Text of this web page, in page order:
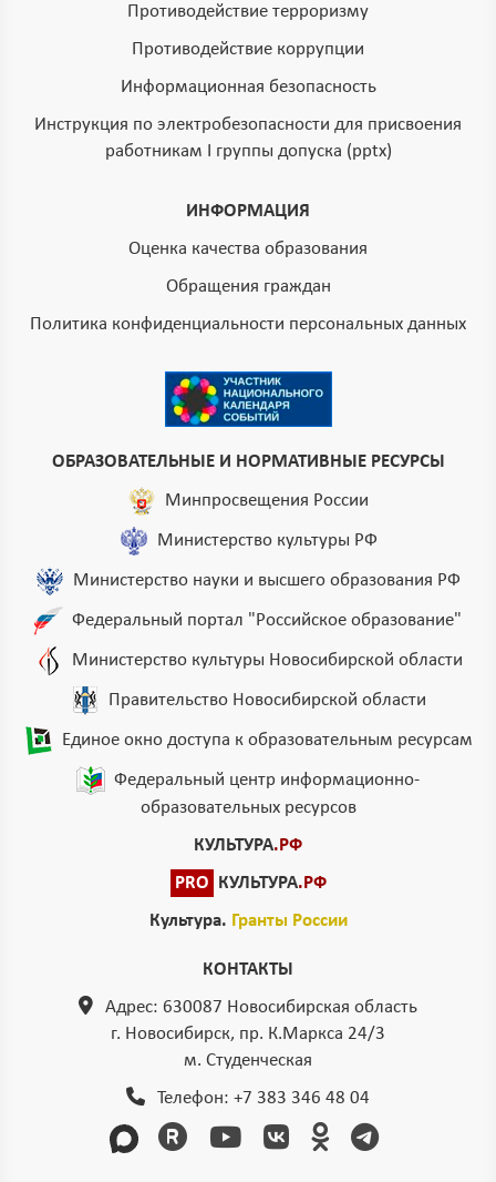
Противодействие терроризму
Противодействие коррупции
Информационная безопасность
Инструкция по электробезопасности для присвоения
работникам I группы допуска (pptx)
ИНФОРМАЦИЯ
Оценка качества образования
Обращения граждан
Политика конфиденциальности персональных данных
ОБРАЗОВАТЕЛЬНЫЕ И НОРМАТИВНЫЕ РЕСУРСЫ
Минпросвещения России
Министерство культуры РФ
Министерство науки и высшего образования РФ
Федеральный портал "Российское образование"
Министерство культуры Новосибирской области
Правительство Новосибирской области
Единое окно доступа к образовательным ресурсам
Федеральный центр информационно-
образовательных ресурсов
КУЛЬТУРА.РФ
PRO
КУЛЬТУРА.РФ
Культура. Гранты России
КОНТАКТЫ
Адрес: 630087 Новосибирская область
г. Новосибирск, пр. К.Маркса 24/3
м. Студенческая
Телефон: +7 383 346 48 04